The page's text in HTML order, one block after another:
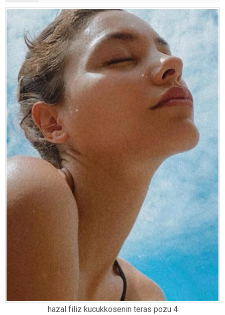
hazal filiz kucukkosenin teras pozu 4